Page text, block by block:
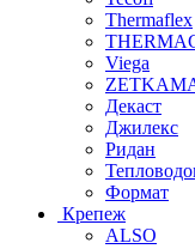
Thermaflex
Viega
Декаст
Джилекс
Ридан
Формат
Крепеж
ALSO